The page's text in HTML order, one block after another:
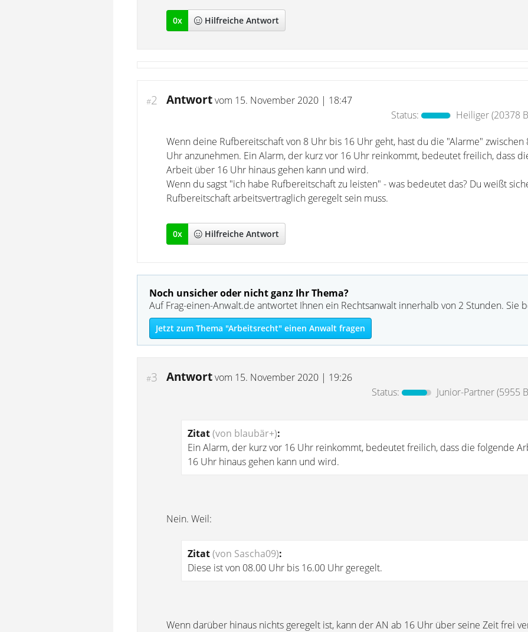
0x Hilfreiche Antwort
#2 Antwortvom 15. November 2020 | 18:47
Status:
Heiliger(20378
Wenn deine Rufbereitschaft von 8 Uhr bis 16 Uhr geht, hast du die "Alarme" zwischen
Uhr anzunehmen. Ein Alarm, der kurz vor 16 Uhr reinkommt, bedeutet freilich, dass
Arbeit über 16 Uhr hinaus gehen kann und wird.
Wenn du sagst "ich habe Rufbereitschaft zu leisten" - was bedeutet das? Du weißt
Rufbereitschaft arbeitsvertraglich geregelt sein muss.
0x Hilfreiche Antwort
Noch unsicher oder nicht ganz Ihr Thema?
Auf Frag-einen-Anwalt.de antwortet Ihnen ein Rechtsanwalt innerhalb von 2 Stunden. Sie
Jetzt zum Thema "Arbeitsrecht" einen Anwalt fragen
#3 Antwortvom 15. November 2020 | 19:26
Status:
Junior-Partner(5955
Zitat(von blaubär+):
Ein Alarm, der kurz vor 16 Uhr reinkommt, bedeutet freilich, dass die folgende
16 Uhr hinaus gehen kann und wird.
Nein. Weil:
Zitat(von Sascha09):
Diese ist von 08.00 Uhr bis 16.00 Uhr geregelt.
Wenn darüber hinaus nichts geregelt ist, kann der AN ab 16 Uhr über seine Zeit frei